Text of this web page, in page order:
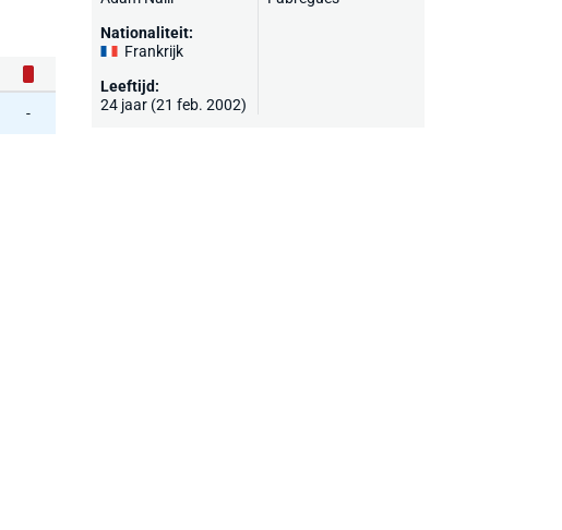
-
Nationaliteit:
Frankrijk
Leeftijd:
24 jaar (21 feb. 2002)